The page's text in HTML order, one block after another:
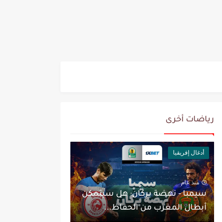
رياضات أخرى
أدغال إفريقيا
منذ عام
سيمبا - نهضة بركان: هل سيتمكن
أبطال المغرب من الحفاظ...